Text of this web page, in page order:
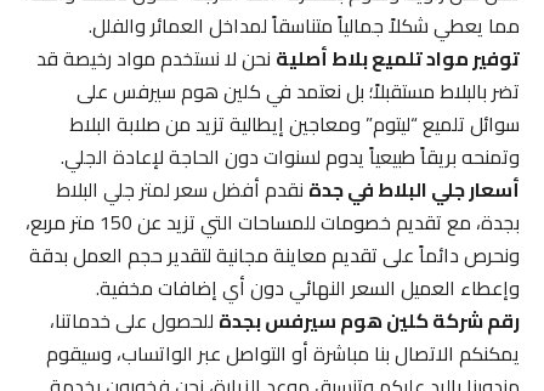
مما يعطي شكلاً جمالياً متناسقاً لمداخل العمائر والفلل.
توفير مواد تلميع بلاط أصليةنحن لا نستخدم مواد رخيصة قد
تضر بالبلاط مستقبلاً؛ بل نعتمد في كلين هوم سيرفس على
سوائل تلميع “ليتوم” ومعاجين إيطالية تزيد من صلابة البلاط
وتمنحه بريقاً طبيعياً يدوم لسنوات دون الحاجة لإعادة الجلي.
أسعار جلي البلاط في جدةنقدم أفضل سعر لمتر جلي البلاط
بجدة، مع تقديم خصومات للمساحات التي تزيد عن 150 متر مربع،
ونحرص دائماً على تقديم معاينة مجانية لتقدير حجم العمل بدقة
وإعطاء العميل السعر النهائي دون أي إضافات مخفية.
رقم شركة كلين هوم سيرفس بجدةللحصول على خدماتنا،
يمكنكم الاتصال بنا مباشرة أو التواصل عبر الواتساب، وسيقوم